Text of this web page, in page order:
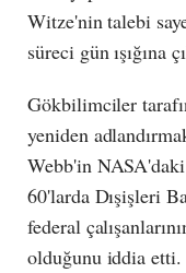
Witze'nin talebi
süreci gün ışığına
Gökbilimciler
yeniden
Webb'in
60'larda Dışişleri
federal
olduğunu iddia etti.